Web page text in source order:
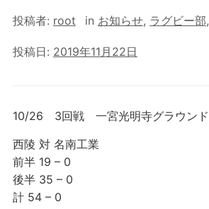
投稿者: root in お知らせ, ラグビー部,
投稿日: 2019年11月22日
10/26 3回戦 一宮光明寺グラウンド
西陵 対 名南工業
前半 19 – 0
後半 35 – 0
計 54 – 0